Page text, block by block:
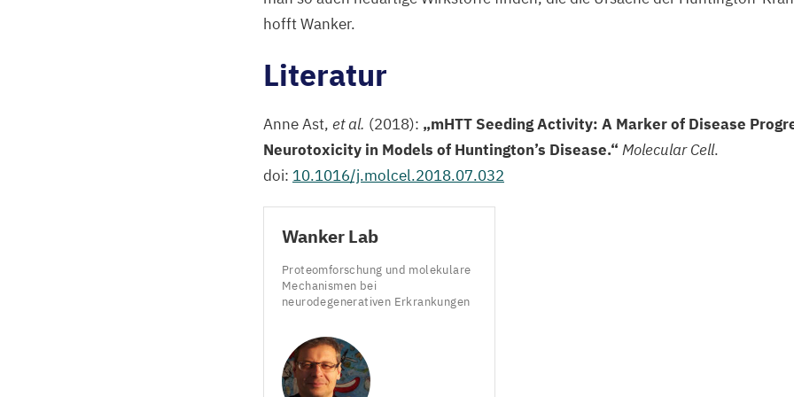
hofft Wanker.
Literatur
Anne Ast, et al. (2018): „mHTT Seeding Activity: A Marker of Disease
Neurotoxicity in Models of Huntington’s Disease.“ Molecular Cell.
doi: 10.1016/j.molcel.2018.07.032
Wanker Lab
Proteomforschung und molekulare
Mechanismen bei
neurodegenerativen Erkrankungen